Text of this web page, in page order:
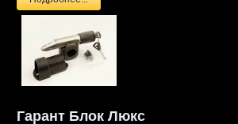
Гарант Блок Люкс